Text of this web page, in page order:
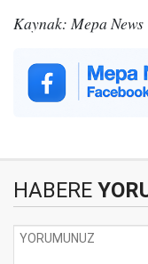
Kaynak: Mepa News
HABERE